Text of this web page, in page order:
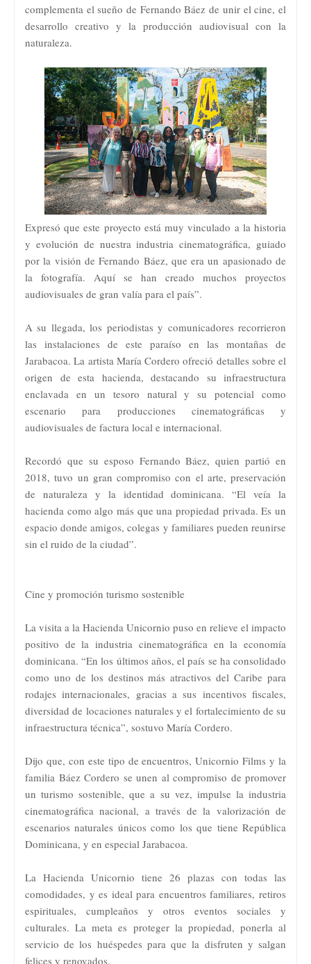
complementa el sueño de Fernando Báez de unir el cine, el
desarrollo creativo y la producción audiovisual con la
naturaleza.
Expresó que este proyecto está muy vinculado a la historia
y evolución de nuestra industria cinematográfica, guiado
por la visión de Fernando Báez, que era un apasionado de
la fotografía. Aquí se han creado muchos proyectos
audiovisuales de gran valía para el país”.
A su llegada, los periodistas y comunicadores recorrieron
las instalaciones de este paraíso en las montañas de
Jarabacoa. La artista María Cordero ofreció detalles sobre el
origen de esta hacienda, destacando su infraestructura
enclavada en un tesoro natural y su potencial como
escenario para producciones cinematográficas y
audiovisuales de factura local e internacional.
Recordó que su esposo Fernando Báez, quien partió en
2018, tuvo un gran compromiso con el arte, preservación
de naturaleza y la identidad dominicana. “El veía la
hacienda como algo más que una propiedad privada. Es un
espacio donde amigos, colegas y familiares pueden reunirse
sin el ruido de la ciudad”.
Cine y promoción turismo sostenible
La visita a la Hacienda Unicornio puso en relieve el impacto
positivo de la industria cinematográfica en la economía
dominicana. “En los últimos años, el país se ha consolidado
como uno de los destinos más atractivos del Caribe para
rodajes internacionales, gracias a sus incentivos fiscales,
diversidad de locaciones naturales y el fortalecimiento de su
infraestructura técnica”, sostuvo María Cordero.
Dijo que, con este tipo de encuentros, Unicornio Films y la
familia Báez Cordero se unen al compromiso de promover
un turismo sostenible, que a su vez, impulse la industria
cinematográfica nacional, a través de la valorización de
escenarios naturales únicos como los que tiene República
Dominicana, y en especial Jarabacoa.
La Hacienda Unicornio tiene 26 plazas con todas las
comodidades, y es ideal para encuentros familiares, retiros
espirituales, cumpleaños y otros eventos sociales y
culturales. La meta es proteger la propiedad, ponerla al
servicio de los huéspedes para que la disfruten y salgan
felices y renovados.